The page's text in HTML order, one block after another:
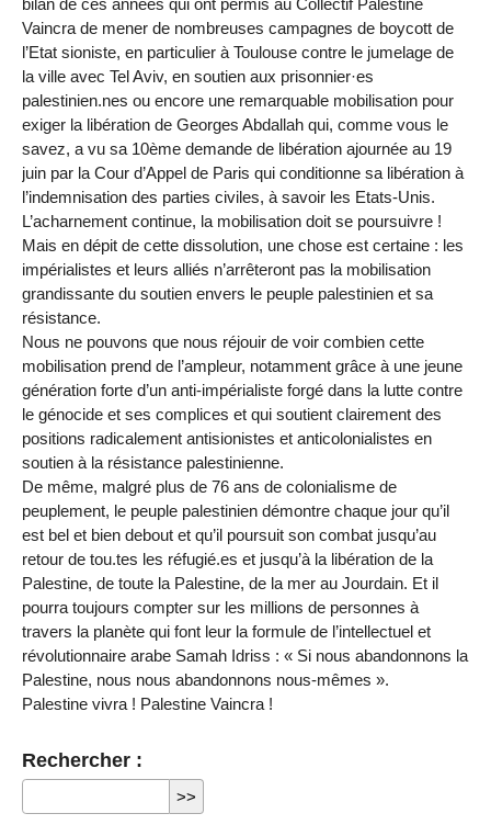
Vaincra de mener de nombreuses campagnes de boycott de
l’Etat sioniste, en particulier à Toulouse contre le jumelage de
la ville avec Tel Aviv, en soutien aux prisonnier·es
palestinien.nes ou encore une remarquable mobilisation pour
exiger la libération de Georges Abdallah qui, comme vous le
savez, a vu sa 10ème demande de libération ajournée au 19
juin par la Cour d’Appel de Paris qui conditionne sa libération à
l’indemnisation des parties civiles, à savoir les Etats-Unis.
L’acharnement continue, la mobilisation doit se poursuivre !
Mais en dépit de cette dissolution, une chose est certaine : les
impérialistes et leurs alliés n’arrêteront pas la mobilisation
grandissante du soutien envers le peuple palestinien et sa
résistance.
Nous ne pouvons que nous réjouir de voir combien cette
mobilisation prend de l’ampleur, notamment grâce à une jeune
génération forte d’un anti-impérialiste forgé dans la lutte contre
le génocide et ses complices et qui soutient clairement des
positions radicalement antisionistes et anticolonialistes en
soutien à la résistance palestinienne.
De même, malgré plus de 76 ans de colonialisme de
peuplement, le peuple palestinien démontre chaque jour qu’il
est bel et bien debout et qu’il poursuit son combat jusqu’au
retour de tou.tes les réfugié.es et jusqu’à la libération de la
Palestine, de toute la Palestine, de la mer au Jourdain. Et il
pourra toujours compter sur les millions de personnes à
travers la planète qui font leur la formule de l’intellectuel et
révolutionnaire arabe Samah Idriss : « Si nous abandonnons la
Palestine, nous nous abandonnons nous-mêmes ».
Palestine vivra ! Palestine Vaincra !
Rechercher :